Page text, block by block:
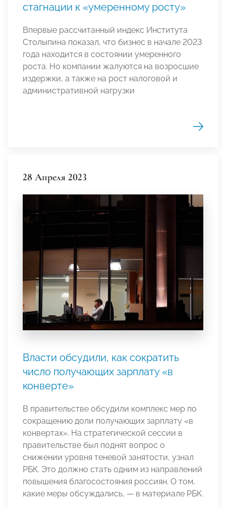
стагнации к «умеренному росту»
Впервые рассчитанный индекс Института
Столыпина показал, что бизнес в начале 2023
года находится в состоянии умеренного
роста. Но компании жалуются на возросшие
издержки, а также на рост налоговой и
административной нагрузки
28 Апреля 2023
Власти обсудили, как сократить
число получающих зарплату «в
конверте»
В правительстве обсудили комплекс мер по
сокращению доли получающих зарплату «в
конвертах». На стратегической сессии в
правительстве был поднят вопрос о
снижении уровня теневой занятости, узнал
РБК. Это должно стать одним из направлений
повышения благосостояния россиян. О том,
какие меры обсуждались, — в материале РБК.